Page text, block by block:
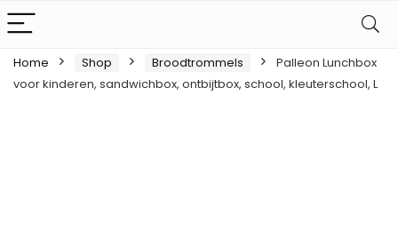
Home Shop Broodtrommels
Palleon Lunchbox
voor kinderen, sandwichbox, ontbijtbox, school, kleuterschool, L